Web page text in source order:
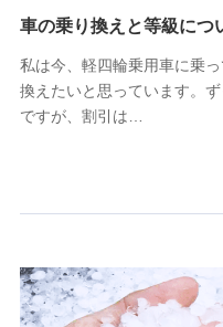
(https://
(https://pshoken.co.jp/)
リトルファミリー少額
(https://www.littlefamily-
郵便、電話、およびＥメ
た維持管理等の委託業務
連する当社および提携会
（なお、当社は複数の保
車の乗り換えと等級につ
私は今、軽四輪乗用車に乗
換えたいと思っています。
ですが、割引は…